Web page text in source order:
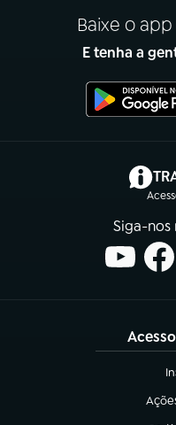
Baixe o
E tenha a
Siga-nos